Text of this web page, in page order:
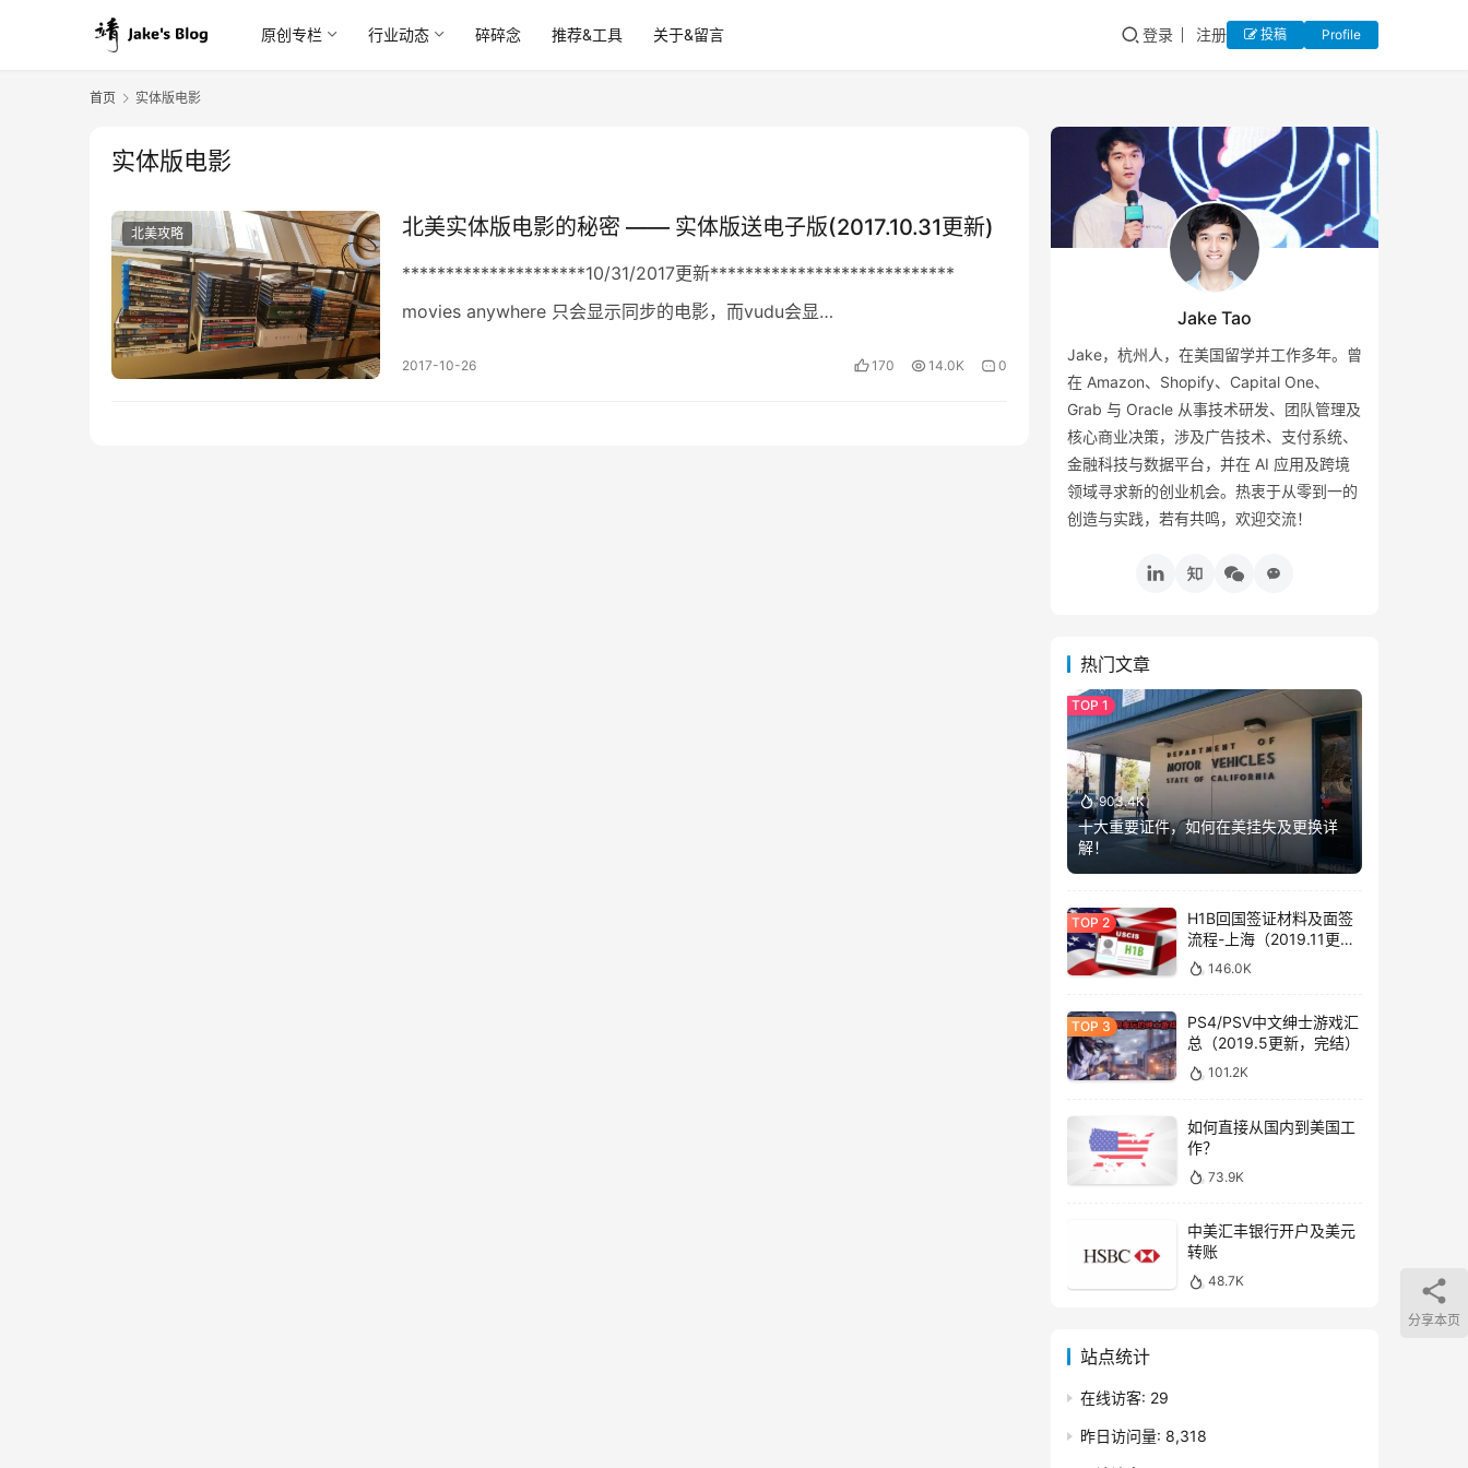
原创专栏 行业动态 碎碎念 推荐&工具 关于&留言 登录 注册 投稿 Profile
首页 实体版电影
实体版电影
北美攻略 北美实体版电影的秘密 —— 实体版送电子版(2017.10.31更新)
*********************10/31/2017更新****************************
movies anywhere 只会显示同步的电影，而vudu会显…
2017-10-26 170 14.0K 0
Jake Tao
Jake，杭州人，在美国留学并工作多年。曾
在 Amazon、Shopify、Capital One、
Grab 与 Oracle 从事技术研发、团队管理及
核心商业决策，涉及广告技术、支付系统、
金融科技与数据平台，并在 AI 应用及跨境
领域寻求新的创业机会。热衷于从零到一的
创造与实践，若有共鸣，欢迎交流！
热门文章
903.4K
十大重要证件，如何在美挂失及更换详
解！
H1B回国签证材料及面签
流程-上海（2019.11更
新）146.0K
PS4/PSV中文绅士游戏汇
总（2019.5更新，完结）
101.2K
如何直接从国内到美国工
作？
73.9K
中美汇丰银行开户及美元
转账
48.7K
站点统计
在线访客: 29
昨日访问量: 8,318
分享本页